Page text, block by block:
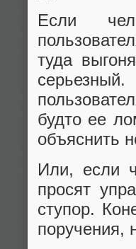
Если
туда
будто ее
объяснить
Или, если
просят
ступор.
поручения,